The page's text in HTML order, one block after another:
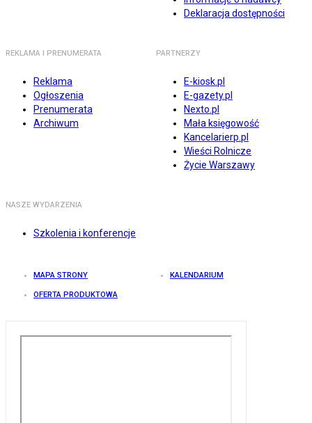
Deklaracja dostępności
REKLAMA I PRENUMERATA
Reklama
Ogłoszenia
Prenumerata
Archiwum
PARTNERZY
E-kiosk.pl
E-gazety.pl
Nexto.pl
Mała księgowość
Kancelarierp.pl
Wieści Rolnicze
Życie Warszawy
NASZE WYDARZENIA
Szkolenia i konferencje
MAPA STRONY KALENDARIUM
OFERTA PRODUKTOWA